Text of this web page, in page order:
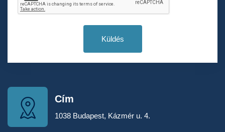
Küldés
Cím
1038 Budapest, Kázmér u. 4.